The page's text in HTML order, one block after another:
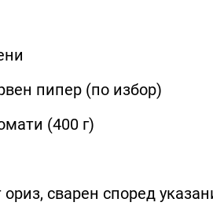
пипер (по избор)
(400 г)
сварен според